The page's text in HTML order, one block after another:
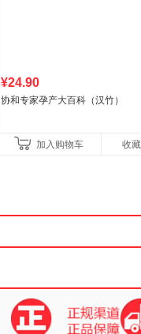
¥24.90
协和专家孕产大百科（汉竹）
加入购物车 收藏